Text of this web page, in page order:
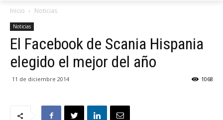
Inicio Noticias
Noticias
El Facebook de Scania Hispania
elegido el mejor del año
11 de diciembre 2014 1068